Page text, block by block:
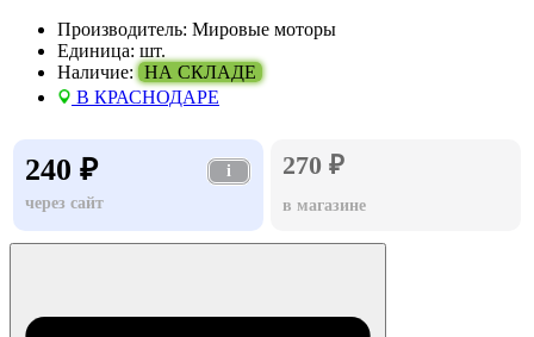
Производитель: Мировые моторы
Единица: шт.
Наличие: НА СКЛАДЕ
В КРАСНОДАРЕ
240 ₽
i
через сайт
270 ₽
в магазине